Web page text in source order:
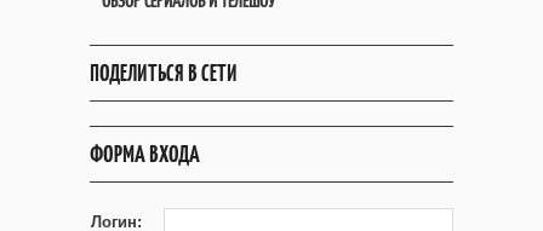
ПОДЕЛИТЬСЯ В СЕТИ
ФОРМА ВХОДА
Логин: